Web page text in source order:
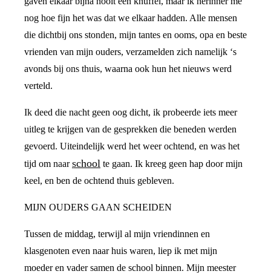
nog hoe fijn het was dat we elkaar hadden. Alle mensen
die dichtbij ons stonden, mijn tantes en ooms, opa en beste
vrienden van mijn ouders, verzamelden zich namelijk ‘s
avonds bij ons thuis, waarna ook hun het nieuws werd
verteld.
Ik deed die nacht geen oog dicht, ik probeerde iets meer
uitleg te krijgen van de gesprekken die beneden werden
gevoerd. Uiteindelijk werd het weer ochtend, en was het
tijd om naarschool te gaan. Ik kreeg geen hap door mijn
keel, en ben de ochtend thuis gebleven.
MIJN OUDERS GAAN SCHEIDEN
Tussen de middag, terwijl al mijn vriendinnen en
klasgenoten even naar huis waren, liep ik met mijn
moeder en vader samen de school binnen. Mijn meester